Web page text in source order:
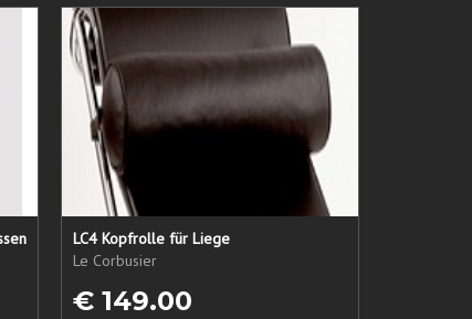
LC4 Kopfrolle für Liege
Le Corbusier
€ 149.00